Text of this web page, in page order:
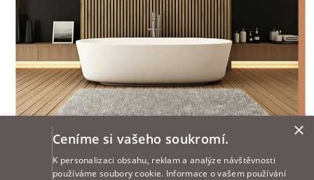
×
Ceníme si vašeho soukromí.
K personalizaci obsahu, reklam a analýze návštěvnosti
používáme soubory cookie. Informace o vašem používání